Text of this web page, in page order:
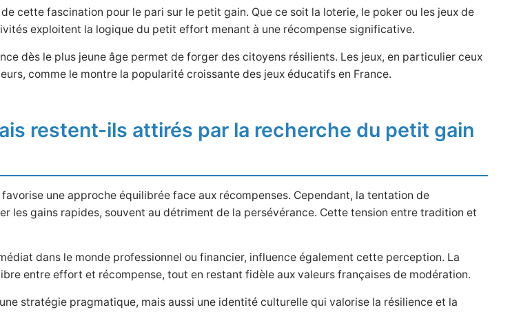
cette fascination pour le pari sur le petit gain. Que ce soit la loterie, le poker ou les jeux de
exploitent la logique du petit effort menant à une récompense significative.
dès le plus jeune âge permet de forger des citoyens résilients. Les jeux, en particulier ceux
comme le montre la popularité croissante des jeux éducatifs en France.
restent-ils attirés par la recherche du petit gain
une approche équilibrée face aux récompenses. Cependant, la tentation de
les gains rapides, souvent au détriment de la persévérance. Cette tension entre tradition et
dans le monde professionnel ou financier, influence également cette perception. La
entre effort et récompense, tout en restant fidèle aux valeurs françaises de modération.
stratégie pragmatique, mais aussi une identité culturelle qui valorise la résilience et la